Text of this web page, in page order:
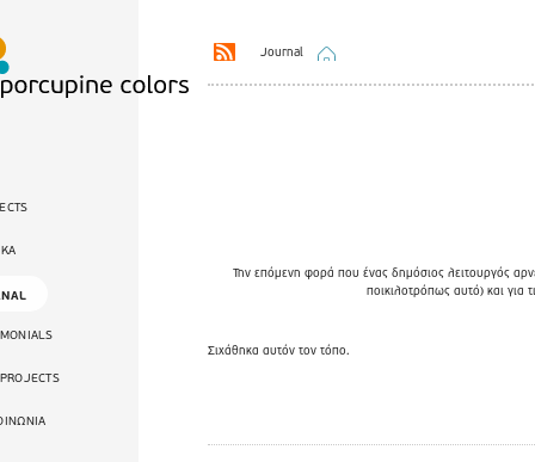
Journal
Την επόμενη φορά που ένας δημόσιος λειτουργός
ποικιλοτρόπως αυτό) και για
Σιχάθηκα αυτόν τον τόπο.